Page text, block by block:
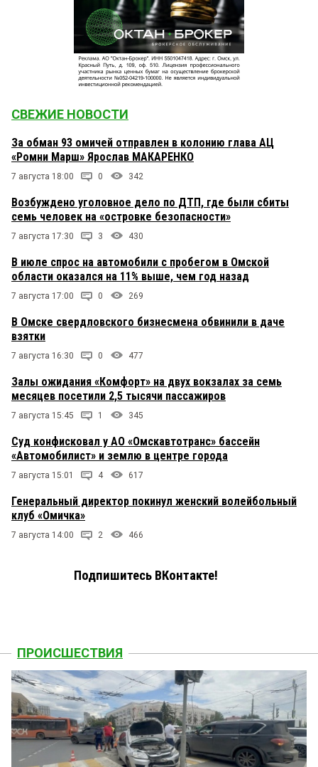
СВЕЖИЕ НОВОСТИ
За обман 93 омичей отправлен в колонию глава АЦ
«Ромни Марш» Ярослав МАКАРЕНКО
7 августа 18:00 0 342
Возбуждено уголовное дело по ДТП, где были сбиты
семь человек на «островке безопасности»
7 августа 17:30 3 430
В июле спрос на автомобили с пробегом в Омской
области оказался на 11% выше, чем год назад
7 августа 17:00 0 269
В Омске свердловского бизнесмена обвинили в даче
взятки
7 августа 16:30 0 477
Залы ожидания «Комфорт» на двух вокзалах за семь
месяцев посетили 2,5 тысячи пассажиров
7 августа 15:45 1 345
Суд конфисковал у АО «Омскавтотранс» бассейн
«Автомобилист» и землю в центре города
7 августа 15:01 4 617
Генеральный директор покинул женский волейбольный
клуб «Омичка»
7 августа 14:00 2 466
Подпишитесь ВКонтакте!
ПРОИСШЕСТВИЯ